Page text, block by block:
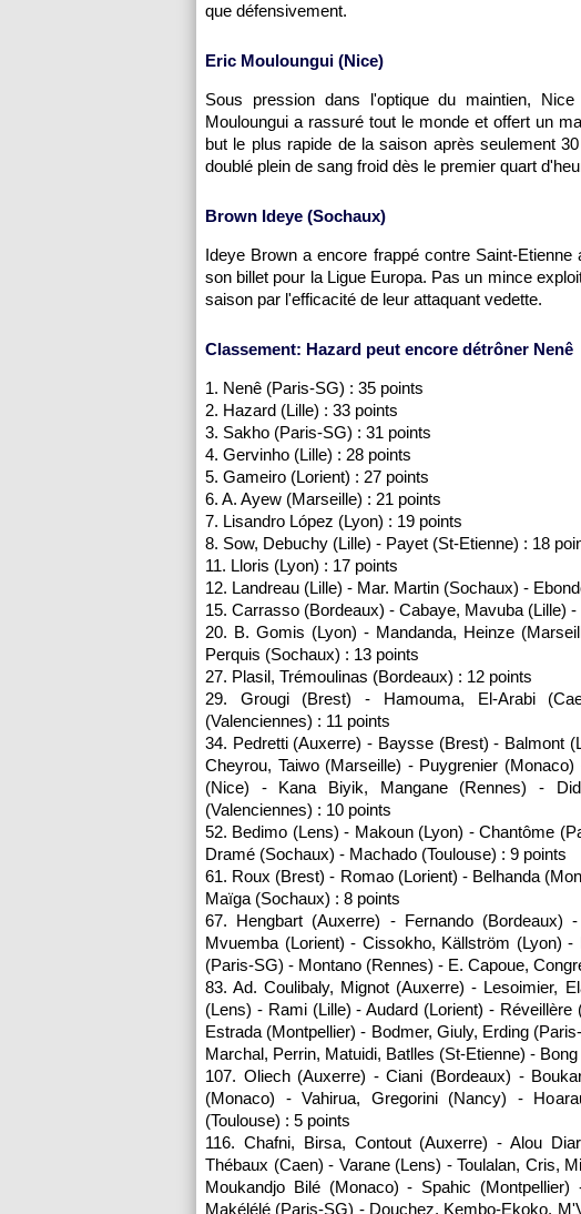
que défensivement.
Eric Mouloungui (Nice)
Sous pression dans l'optique du maintien, Nice
Mouloungui a rassuré tout le monde et offert un
but le plus rapide de la saison après seulement
doublé plein de sang froid dès le premier quart
Brown Ideye (Sochaux)
Ideye Brown a encore frappé contre Saint-
son billet pour la Ligue Europa. Pas un mince
saison par l'efficacité de leur attaquant vedette.
Classement: Hazard peut encore détrôner Nenê
1. Nenê (Paris-SG) : 35 points
2. Hazard (Lille) : 33 points
3. Sakho (Paris-SG) : 31 points
4. Gervinho (Lille) : 28 points
5. Gameiro (Lorient) : 27 points
6. A. Ayew (Marseille) : 21 points
7. Lisandro López (Lyon) : 19 points
8. Sow, Debuchy (Lille) - Payet (St-Etienne) : 18
11. Lloris (Lyon) : 17 points
12. Landreau (Lille) - Mar. Martin (Sochaux) -
15. Carrasso (Bordeaux) - Cabaye, Mavuba (Lille) -
20. B. Gomis (Lyon) - Mandanda, Heinze (
Perquis (Sochaux) : 13 points
27. Plasil, Trémoulinas (Bordeaux) : 12 points
29. Grougi (Brest) - Hamouma, El-Arabi
(Valenciennes) : 11 points
34. Pedretti (Auxerre) - Baysse (Brest) - Balmont (
Cheyrou, Taiwo (Marseille) - Puygrenier (Monaco)
(Nice) - Kana Biyik, Mangane (Rennes) -
(Valenciennes) : 10 points
52. Bedimo (Lens) - Makoun (Lyon) - Chantôme (
Dramé (Sochaux) - Machado (Toulouse) : 9 points
61. Roux (Brest) - Romao (Lorient) - Belhanda (
Maïga (Sochaux) : 8 points
67. Hengbart (Auxerre) - Fernando (Bordeaux) -
Mvuemba (Lorient) - Cissokho, Källström (Lyon) -
(Paris-SG) - Montano (Rennes) - E. Capoue,
83. Ad. Coulibaly, Mignot (Auxerre) - Lesoimier,
(Lens) - Rami (Lille) - Audard (Lorient) - Réveillère
Estrada (Montpellier) - Bodmer, Giuly, Erding (Paris
Marchal, Perrin, Matuidi, Batlles (St-Etienne) -
107. Oliech (Auxerre) - Ciani (Bordeaux) -
(Monaco) - Vahirua, Gregorini (Nancy) -
(Toulouse) : 5 points
116. Chafni, Birsa, Contout (Auxerre) - Alou
Thébaux (Caen) - Varane (Lens) - Toulalan, Cris,
Moukandjo Bilé (Monaco) - Spahic (Montpellier)
Makélélé (Paris-SG) - Douchez, Kembo-Ekoko,